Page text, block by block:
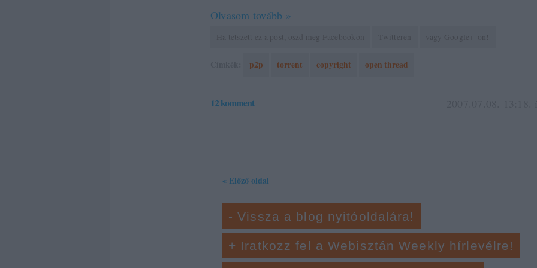
Olvasom tovább »
p2p torrent copyright open thread
12komment
« Előző oldal
- Vissza a blog nyitóoldalára!
+ Iratkozz fel a Webisztán Weekly hírlevélre!